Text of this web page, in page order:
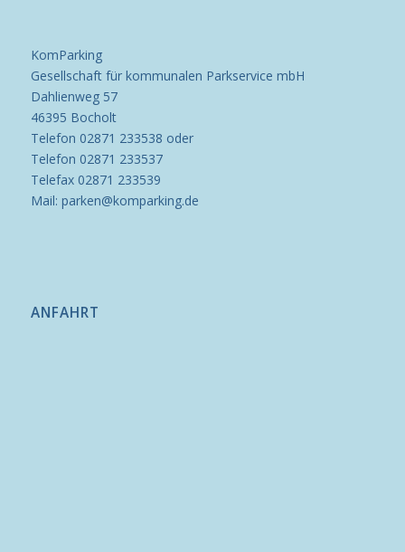
KomParking
Gesellschaft für kommunalen Parkservice mbH
Dahlienweg 57
46395 Bocholt
Telefon 02871 233538 oder
Telefon 02871 233537
Telefax 02871 233539
Mail: parken@komparking.de
ANFAHRT